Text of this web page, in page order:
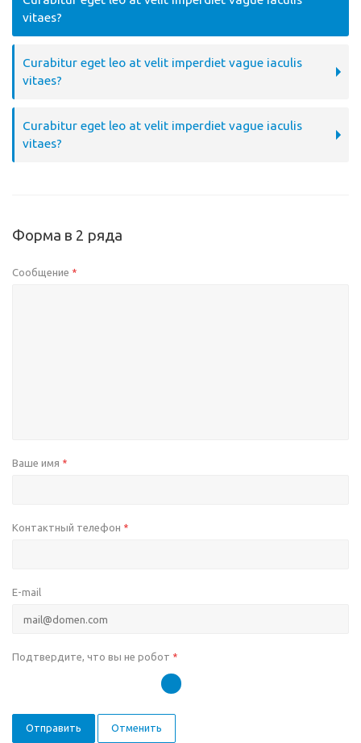
vitaes?
Curabitur eget leo at velit imperdiet vague iaculis
vitaes?
Curabitur eget leo at velit imperdiet vague iaculis
vitaes?
Форма в 2 ряда
Сообщение *
Ваше имя *
Контактный телефон *
E-mail
Подтвердите, что вы не робот *
Отправить Отменить